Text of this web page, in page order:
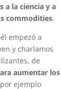
a la ciencia y a
commodities.
empezó a
y charlamos
de
aumentar los
ejemplo